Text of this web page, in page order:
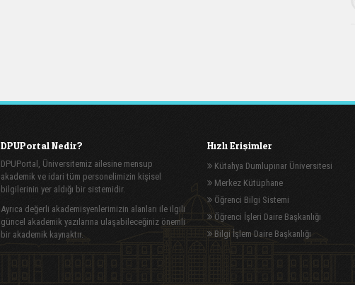
DPUPortal Nedir?
DPUPortal, Üniversitemiz ailesine mensup
akademik ve idari tüm personelimizin kişisel
bilgilerinin yer aldığı bir sistemidir.
Ayrıca değerli akademisyenlerimizin alanları ile ilgili
güncel akademik yazılarına ulaşabileceğiniz önemli
bir akademik kaynaktır.
Hızlı Erişimler
Kütahya Dumlupınar Üniversitesi
Merkez Kütüphane
Öğrenci Bilgi Sistemi
Öğrenci İşleri Daire Başkanlığı
Bilgi İşlem Daire Başkanlığı